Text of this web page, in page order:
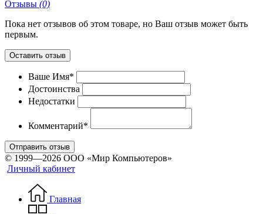
Отзывы (0)
Пока нет отзывов об этом товаре, но Ваш отзыв может быть
первым.
Оставить отзыв
Ваше Имя*
Достоинства
Недостатки
Комментарий*
Отправить отзыв
© 1999—2026 ООО «Мир Компьютеров»
Личный кабинет
Главная